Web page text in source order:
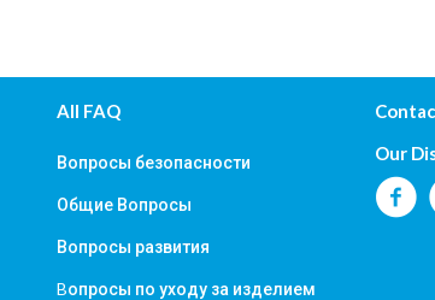
All FAQ
Вопросы безопасности
Общие Вопросы
Вопросы развития
Bопросы по уходу за изделием
Our